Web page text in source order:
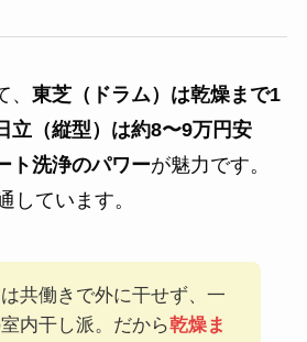
東芝（ドラム）は乾燥まで1
立（縦型）は約8〜9万円安
ト洗浄のパワーが魅力です。
しています。
共働きで外に干せず、一
内干し派。だから乾燥ま